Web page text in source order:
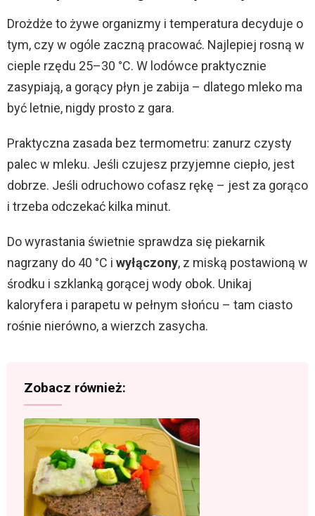
Drożdże to żywe organizmy i temperatura decyduje o
tym, czy w ogóle zaczną pracować. Najlepiej rosną w
cieple rzędu 25–30 °C. W lodówce praktycznie
zasypiają, a gorący płyn je zabija – dlatego mleko ma
być letnie, nigdy prosto z gara.
Praktyczna zasada bez termometru: zanurz czysty
palec w mleku. Jeśli czujesz przyjemne ciepło, jest
dobrze. Jeśli odruchowo cofasz rękę – jest za gorąco
i trzeba odczekać kilka minut.
Do wyrastania świetnie sprawdza się piekarnik
nagrzany do 40 °C i wyłączony, z miską postawioną w
środku i szklanką gorącej wody obok. Unikaj
kaloryfera i parapetu w pełnym słońcu – tam ciasto
rośnie nierówno, a wierzch zasycha.
Zobacz również: